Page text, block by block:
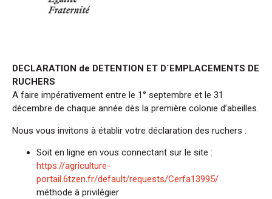
DECLARATION de DETENTION ET D´EMPLACEMENTS DE
RUCHERS
A faire impérativement entre le 1° septembre et le 31
décembre de chaque année dès la première colonie d’abeilles.
Nous vous invitons à établir votre déclaration des ruchers :
Soit en ligne en vous connectant sur le site :
https://agriculture-
portail.6tzen.fr/default/requests/Cerfa13995/
méthode à privilégier